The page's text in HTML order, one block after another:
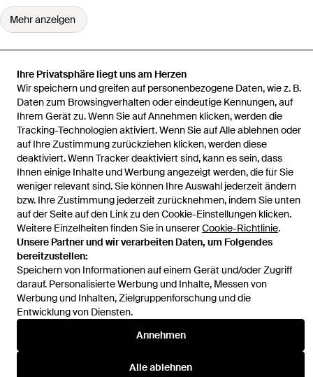
Ihre Privatsphäre liegt uns am Herzen
Wir speichern und greifen auf personenbezogene Daten, wie z. B.
Daten zum Browsingverhalten oder eindeutige Kennungen, auf
Ihrem Gerät zu. Wenn Sie auf Annehmen klicken, werden die
Tracking-Technologien aktiviert. Wenn Sie auf Alle ablehnen oder
auf Ihre Zustimmung zurückziehen klicken, werden diese
deaktiviert. Wenn Tracker deaktiviert sind, kann es sein, dass
Ihnen einige Inhalte und Werbung angezeigt werden, die für Sie
weniger relevant sind. Sie können Ihre Auswahl jederzeit ändern
bzw. Ihre Zustimmung jederzeit zurücknehmen, indem Sie unten
auf der Seite auf den Link zu den Cookie-Einstellungen klicken.
Weitere Einzelheiten finden Sie in unsererCookie-Richtlinie.
Unsere Partner und wir verarbeiten Daten, um Folgendes
bereitzustellen:
Speichern von Informationen auf einem Gerät und/oder Zugriff
darauf. Personalisierte Werbung und Inhalte, Messen von
Werbung und Inhalten, Zielgruppenforschung und die
Entwicklung von Diensten.
Annehmen
Alle ablehnen
Mehr anzeigen
Startseite Damen Oberteile One-Shoulder-Top mit Spitzenbesatz
Hilfe und Informationen